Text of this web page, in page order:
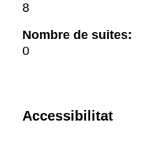
8
Nombre de suites:
0
Accessibilitat